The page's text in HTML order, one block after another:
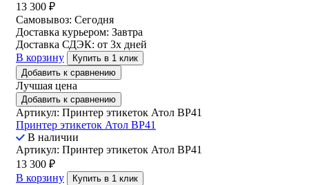
13 300 ₽
Самовывоз: Сегодня
Доставка курьером: Завтра
Доставка СДЭК: от 3х дней
В корзину
Купить в 1 клик
Добавить к сравнению
Лучшая цена
Добавить к сравнению
Артикул: Принтер этикеток Атол ВР41
Принтер этикеток Атол ВР41
В наличии
Артикул: Принтер этикеток Атол ВР41
13 300 ₽
В корзину
Купить в 1 клик